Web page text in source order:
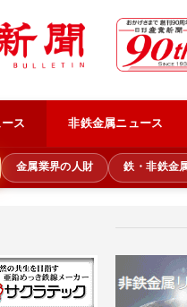
ス 非鉄金属ニュース
金属業界の人財 鉄・非鉄金